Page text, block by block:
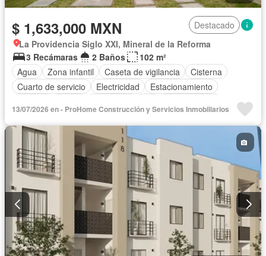
$ 1,633,000 MXN
Destacado
La Providencia Siglo XXI, Mineral de la Reforma
3 Recámaras
2 Baños
102 m²
Agua
Zona infantil Caseta de vigilancia
Cisterna
Cuarto de servicio
Electricidad
Estacionamiento
13/07/2026 en - ProHome Construcción y Servicios Inmobiliarios